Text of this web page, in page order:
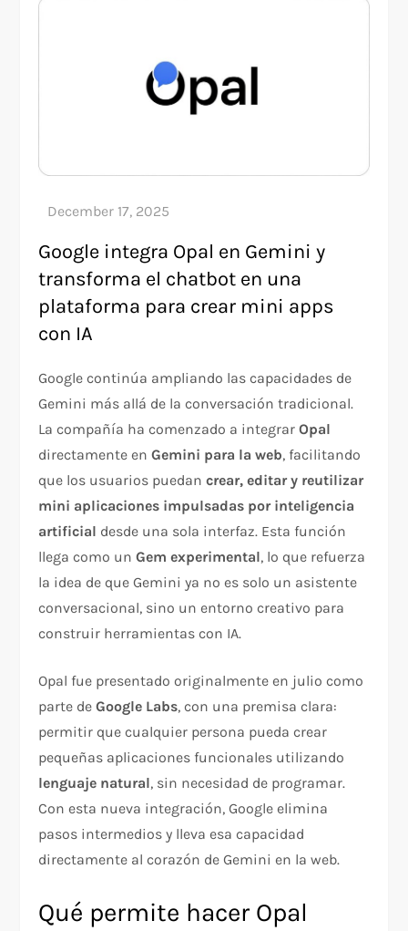
Google integra Opal en Gemini y
transforma el chatbot en una
plataforma para crear mini apps
con IA
Google continúa ampliando las capacidades de
Gemini más allá de la conversación tradicional.
La compañía ha comenzado a integrarOpal
directamente enGemini para la web, facilitando
que los usuarios puedancrear, editar y reutilizar
mini aplicaciones impulsadas por inteligencia
artificial desde una sola interfaz. Esta función
llega como unGem experimental, lo que refuerza
la idea de que Gemini ya no es solo un asistente
conversacional, sino un entorno creativo para
construir herramientas con IA.
Opal fue presentado originalmente en julio como
parte deGoogle Labs, con una premisa clara:
permitir que cualquier persona pueda crear
pequeñas aplicaciones funcionales utilizando
lenguaje natural, sin necesidad de programar.
Con esta nueva integración, Google elimina
pasos intermedios y lleva esa capacidad
directamente al corazón de Gemini en la web.
Qué permite hacer Opal